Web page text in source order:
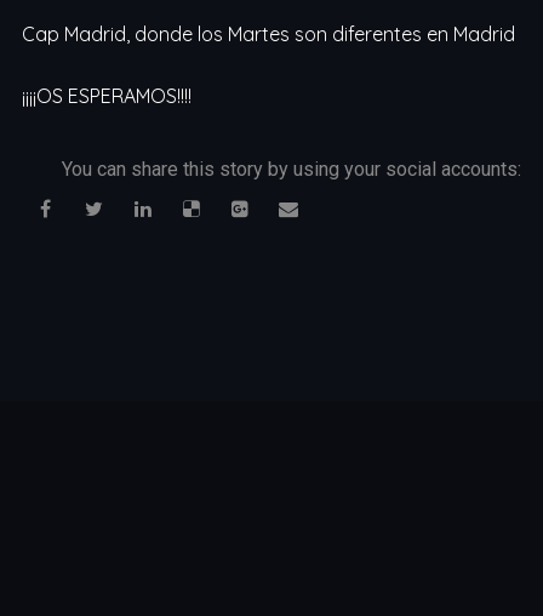
Cap Madrid, donde los Martes son diferentes en Madrid
¡¡¡¡OS ESPERAMOS!!!!
You can share this story by using your social accounts: